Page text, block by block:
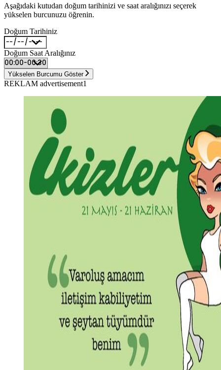
Aşağıdaki kutudan doğum tarihinizi ve saat aralığınızı seçerek
yükselen burcunuzu öğrenin.
Doğum Tarihiniz
Doğum Saat Aralığınız
Yükselen Burcumu Göster
REKLAM advertisement1